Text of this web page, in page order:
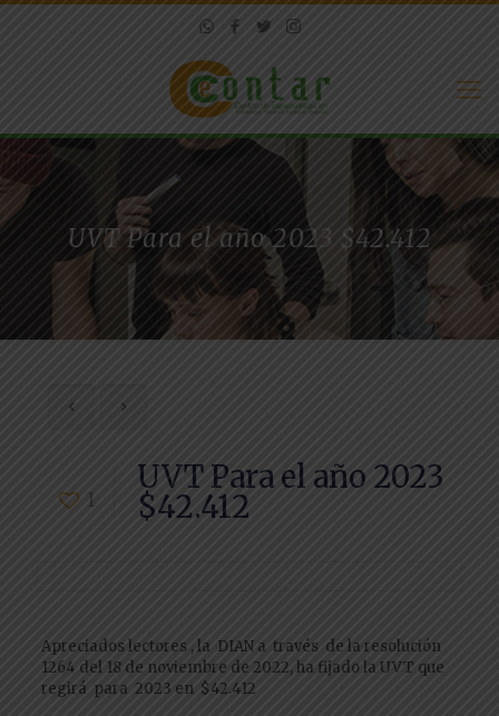
UVT Para el año 2023 $42.412
1
UVT Para el año 2023
$42.412
Apreciados lectores , la DIAN a través de la resolución
1264 del 18 de noviembre de 2022, ha fijado la UVT que
regirá para 2023 en $42.412